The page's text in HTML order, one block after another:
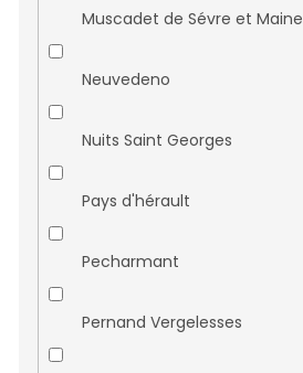
Château de Bouchassy
Château de Calvimont
Château de Cornemps
Château de Gaudou
Château de la Cormerais
Château de Trinquevedel
Muscadet de Sévre et Maine
Neuvedeno
Nuits Saint Georges
Pays d'hérault
Pecharmant
Pernand Vergelesses